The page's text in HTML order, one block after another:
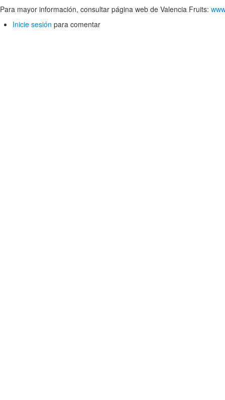
Para mayor información, consultar página web de Valencia Fruits:
Inicie sesión para comentar